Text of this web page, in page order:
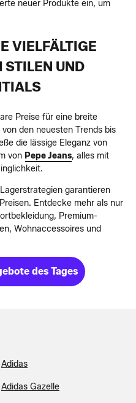
neuer Produkte ein, um
VIELFÄLTIGE
STILEN UND
Preise für eine breite
den neuesten Trends bis
die lässige Eleganz von
von Pepe Jeans, alles mit
garantieren
Entdecke mehr als nur
Premium-
Wohnaccessoires und
des Tages
Adidas
Adidas Gazelle